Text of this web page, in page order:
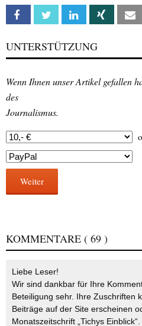
Facebook Twitter Linkedin Xing
UNTERSTÜTZUNG
Wenn Ihnen unser Artikel gefallen
des
Journalismus.
Weiter
KOMMENTARE ( 69 )
Liebe Leser!
Wir sind dankbar für Ihre
Beteiligung sehr. Ihre Zuschriften
Beiträge auf der Site erscheinen
Monatszeitschrift „Tichys Einblick“.